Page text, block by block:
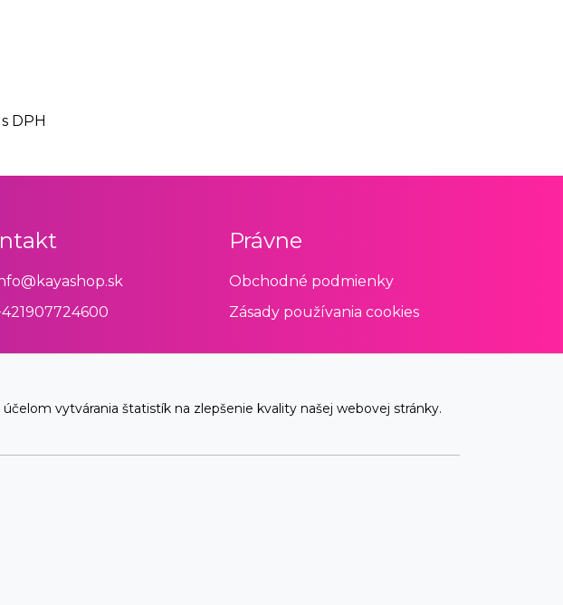
DPH
vytvárania štatistík na zlepšenie kvality našej webovej stránky.
Právne
Obchodné podmienky
Zásady používania cookies